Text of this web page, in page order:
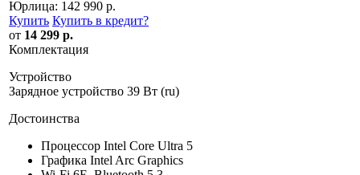
Юрлица: 142 990 р.
Купить Купить в кредит?
от 14 299 р.
Комплектация
Устройство
Зарядное устройство 39 Вт (ru)
Достоинства
Процессор Intel Core Ultra 5
Графика Intel Arc Graphics